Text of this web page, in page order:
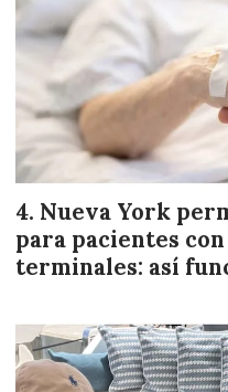
Nueva York
para pacientes
terminales: así